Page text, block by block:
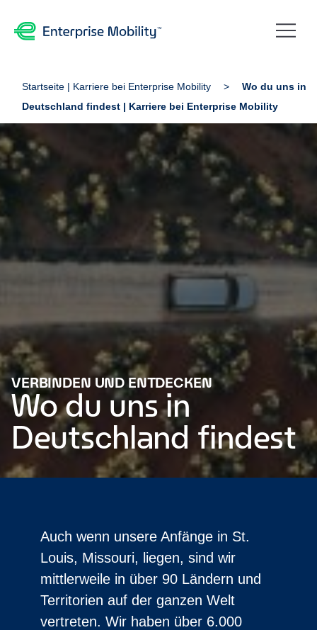
Startseite | Karriere bei Enterprise Mobility
Wo du uns in
Deutschland findest | Karriere bei Enterprise Mobility
VERBINDEN UND ENTDECKEN
Wo du uns in
Deutschland findest
Auch wenn unsere Anfänge in St.
Louis, Missouri, liegen, sind wir
mittlerweile in über 90 Ländern und
Territorien auf der ganzen Welt
vertreten. Wir haben über 6.000